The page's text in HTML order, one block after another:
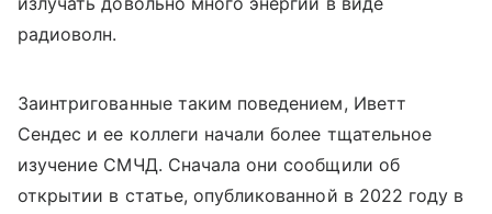
радиоволн.
Заинтригованные таким поведением, Иветт
Сендес и ее коллеги начали более тщательное
изучение СМЧД. Сначала они сообщили об
открытии в статье, опубликованной в 2022 году в